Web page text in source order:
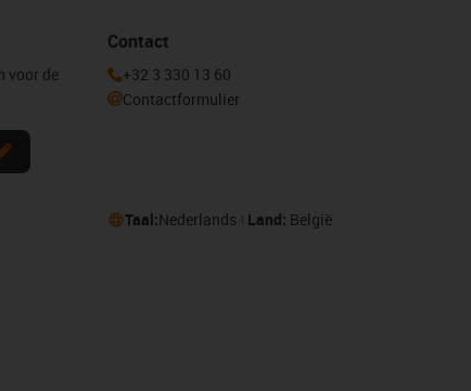
voor de
Contact
+32 3 330 13 60
Contactformulier
Taal:Nederlands Land: België